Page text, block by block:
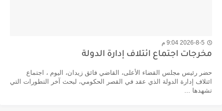
2026-8-5 9:04 م
مخرجات اجتماع ائتلاف إدارة الدولة
حضر رئيس مجلس القضاء الأعلى، القاضي فائق زيدان، اليوم ، اجتماع
ائتلاف إدارة الدولة الذي عقد في القصر الحكومي، لبحث آخر التطورات التي
تشهدها ...